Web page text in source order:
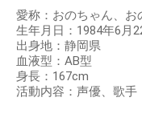
愛称：おのちゃん、お
生年月日：1984年6月
出身地：静岡県
血液型：AB型
身長：167cm
活動内容：声優、歌手